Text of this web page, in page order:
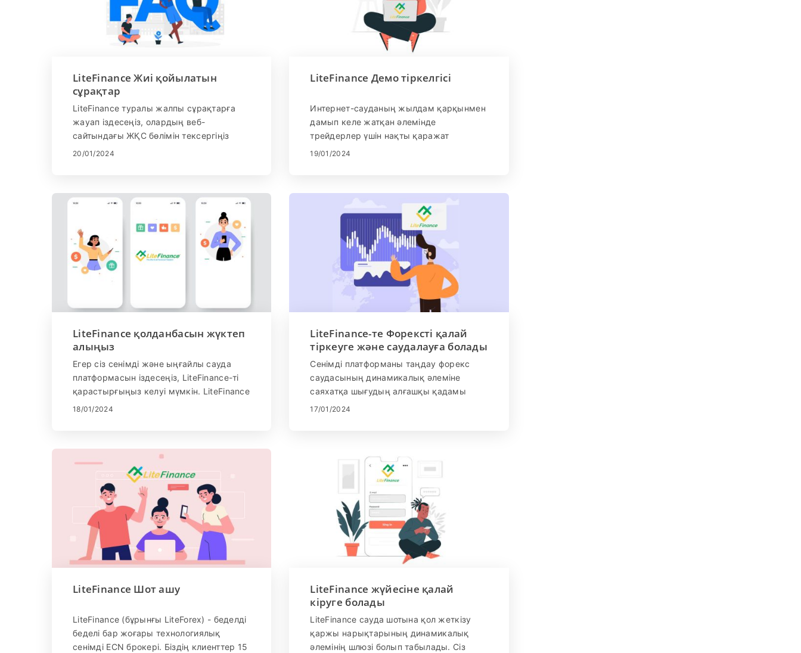
тәжірибені қамтамасыз етеді.
LiteFinance Жиі қойылатын
сұрақтар
LiteFinance туралы жалпы сұрақтарға
жауап іздесеңіз, олардың веб-
сайтындағы ЖҚС бөлімін тексергіңіз
келуі мүмкін. Жиі қойылатын сұрақтар
сияқты тақырыптарды қамтиды. ЖҚС
бөліміне қалай кіруге болатыны туралы
бірнеше қадамдар:
20/01/2024
LiteFinance Демо тіркелгісі
Интернет-сауданың жылдам қарқынмен
дамып келе жатқан әлемінде
трейдерлер үшін нақты қаражат
жасамас бұрын нарықпен танысу өте
трейдерлерге өз дағдыларын тәуекелсіз
шыңдау үшін ыңғайлы платформа
ұсынады. Бұл нұсқаулықта біз сізге
LiteFinance-те демонстрациялық есептік
жазбаны ашу процесімен
таныстырамыз.
19/01/2024
LiteFinance қолданбасын жүктеп
алыңыз
Егер сіз сенімді және ыңғайлы сауда
платформасын іздесеңіз, LiteFinance-ті
қарастырғыңыз келуі мүмкін. LiteFinance
- форекс, металдар, криптовалюталар,
келген уақытта және кез келген жерде
сауда жасауға мүмкіндік беретін
ыңғайлы мобильді қосымша бар. Бұл
блог жазбасында біз ұялы
телефоныңызға LiteFinance қолданбасын
қалай жүктеп алып, орнату керектігін
көрсетеміз.
18/01/2024
LiteFinance-те Форексті қалай
тіркеуге және саудалауға болады
Сенімді платформаны таңдау форекс
саудасының динамикалық әлеміне
саяхатқа шығудың алғашқы қадамы
болып табылады. Пайдаланушыға
қамтамасыз етеді. Бұл нұсқаулық сізге
тіркелгіні тіркеудің және LiteFinance-те
алғашқы форекс сауда-саттықтарын
бастаудың үздіксіз процестерімен
таныстырады.
17/01/2024
LiteFinance Шот ашу
LiteFinance (бұрынғы LiteForex) - беделді
беделі бар жоғары технологиялық
сенімді ECN брокері. Біздің клиенттер 15
LiteFinance жүйесіне қалай
кіруге болады
LiteFinance сауда шотына қол жеткізу
қаржы нарықтарының динамикалық
әлемінің шлюзі болып табылады. Сіз